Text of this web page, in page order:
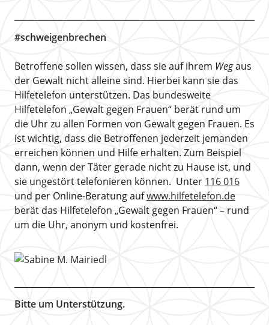
#schweigenbrechen
Betroffene sollen wissen, dass sie auf ihrem Wegaus
der Gewalt nicht alleine sind. Hierbei kann sie das
Hilfetelefon unterstützen. Das bundesweite
Hilfetelefon „Gewalt gegen Frauen“ berät rund um
die Uhr zu allen Formen von Gewalt gegen Frauen. Es
ist wichtig, dass die Betroffenen jederzeit jemanden
erreichen können und Hilfe erhalten. Zum Beispiel
dann, wenn der Täter gerade nicht zu Hause ist, und
sie ungestört telefonieren können. Unter 116 016
und per Online-Beratung aufwww.hilfetelefon.de
berät das Hilfetelefon „Gewalt gegen Frauen“ – rund
um die Uhr, anonym und kostenfrei.
Bitte um Unterstützung.